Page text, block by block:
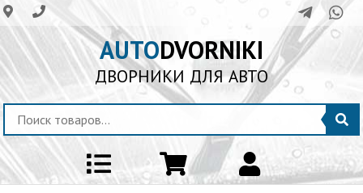
AUTODVORNIKI
ДВОРНИКИ ДЛЯ АВТО